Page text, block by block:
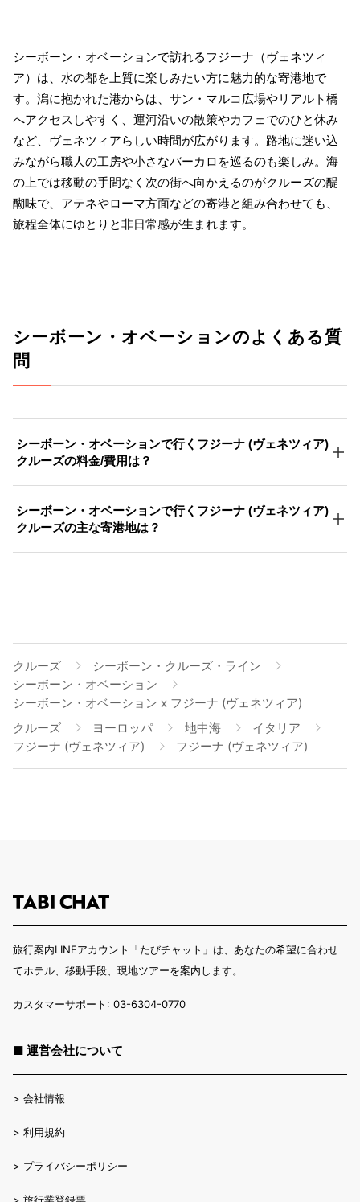
シーボーン・オベーションで訪れるフジーナ（ヴェネツィ
ア）は、水の都を上質に楽しみたい方に魅力的な寄港地で
す。潟に抱かれた港からは、サン・マルコ広場やリアルト橋
へアクセスしやすく、運河沿いの散策やカフェでのひと休み
など、ヴェネツィアらしい時間が広がります。路地に迷い込
みながら職人の工房や小さなバーカロを巡るのも楽しみ。海
の上では移動の手間なく次の街へ向かえるのがクルーズの醍
醐味で、アテネやローマ方面などの寄港と組み合わせても、
旅程全体にゆとりと非日常感が生まれます。
シーボーン・オベーションのよくある質
問
シーボーン・オベーションで行くフジーナ (ヴェネツィア)
クルーズの料金/費用は？
シーボーン・オベーションで行くフジーナ (ヴェネツィア)
クルーズの主な寄港地は？
クルーズ
シーボーン・クルーズ・ライン
シーボーン・オベーション
シーボーン・オベーション x フジーナ (ヴェネツィア)
クルーズ
ヨーロッパ 地中海
イタリア
フジーナ (ヴェネツィア)
フジーナ (ヴェネツィア)
旅行案内LINEアカウント「たびチャット」は、あなたの希望に合わせ
てホテル、移動手段、現地ツアーを案内します。
カスタマーサポート: 03-6304-0770
■ 運営会社について
> 会社情報
> 利用規約
> プライバシーポリシー
> 旅行業登録票